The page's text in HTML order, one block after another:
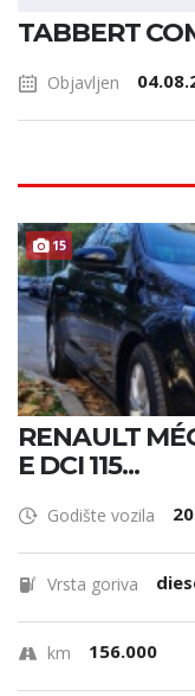
TABBERT
Objavljen
15
RENAULT
E DCI 115...
Godište vozila
Vrsta goriva
km 156.000